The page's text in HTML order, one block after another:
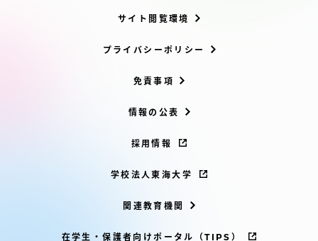
サイト閲覧環境
プライバシーポリシー
免責事項
情報の公表
採用情報
学校法人東海大学
関連教育機関
在学生・保護者向けポータル（TIPS）